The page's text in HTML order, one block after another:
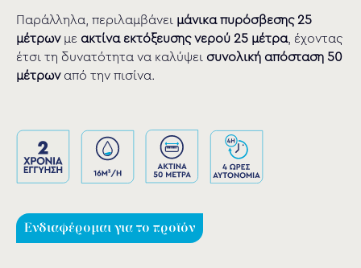
Παράλληλα, περιλαμβάνει μάνικα πυρόσβεσης 25
μέτρωνμε ακτίνα εκτόξευσης νερού 25 μέτρα, έχοντας
έτσι τη δυνατότητα να καλύψει συνολική απόσταση 50
μέτρωναπό την πισίνα.
Ενδιαφέρομαι για το προϊόν